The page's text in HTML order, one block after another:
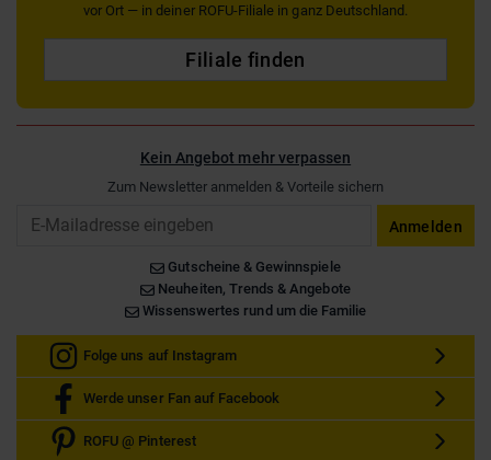
vor Ort — in deiner ROFU-Filiale in ganz Deutschland.
Filiale finden
Kein Angebot mehr verpassen
Zum Newsletter anmelden & Vorteile sichern
Anmelden
Gutscheine & Gewinnspiele
Neuheiten, Trends & Angebote
Wissenswertes rund um die Familie
Folge uns auf Instagram
Werde unser Fan auf Facebook
ROFU @ Pinterest